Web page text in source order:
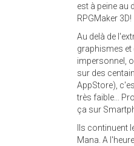
est à peine au
RPGMaker 3D!
Au delà de
graphismes et
impersonnel,
sur des
AppStore),
très faible...
ça sur
Ils continuent
Mana. A